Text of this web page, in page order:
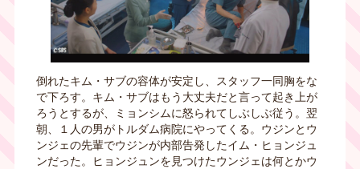
倒れたキム・サブの容体が安定し、スタッフ一同胸をな
で下ろす。キム・サブはもう大丈夫だと言って起き上が
ろうとするが、ミョンシムに怒られてしぶしぶ従う。翌
朝、１人の男がトルダム病院にやってくる。ウジンとウ
ンジェの先輩でウジンが内部告発したイム・ヒョンジュ
ンだった。ヒョンジュンを見つけたウンジェは何とかウ